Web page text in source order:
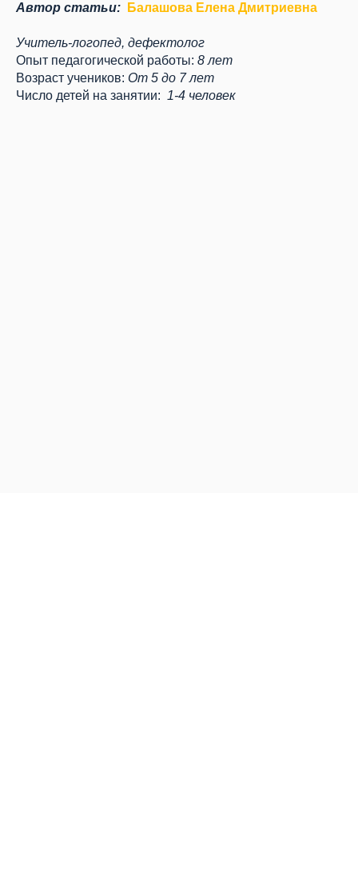
Автор статьи: Балашова Елена Дмитриевна
Учитель-логопед, дефектолог
Опыт педагогической работы: 8 лет
Возраст учеников: От 5 до 7 лет
Число детей на занятии: 1-4 человек